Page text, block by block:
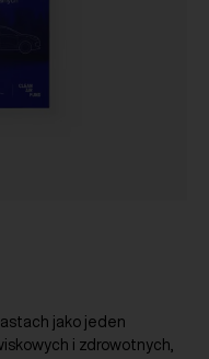
jako jeden
i zdrowotnych,